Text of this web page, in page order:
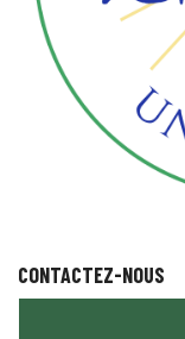
CONTACTEZ-NOUS